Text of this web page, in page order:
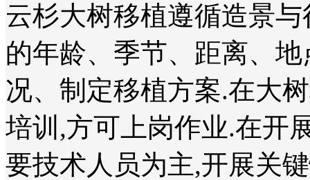
云杉大树移植遵循造景
的年龄、季节、距离、
况、制定移植方案.在大
培训,方可上岗作业.在开
要技术人员为主,开展关